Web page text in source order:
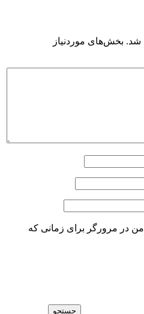
شد. بخش‌های موردنیاز
من در مرورگر برای زمانی که